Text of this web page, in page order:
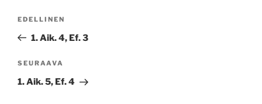
Edellinen
artikkeli
EDELLINEN
1. Aik. 4, Ef. 3
Seuraava
artikkeli
SEURAAVA
1. Aik. 5, Ef. 4